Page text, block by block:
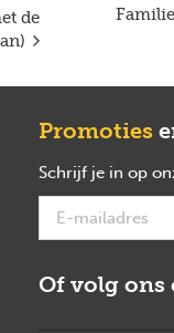
de
Promoties
Schrijf je in op
Of volg ons